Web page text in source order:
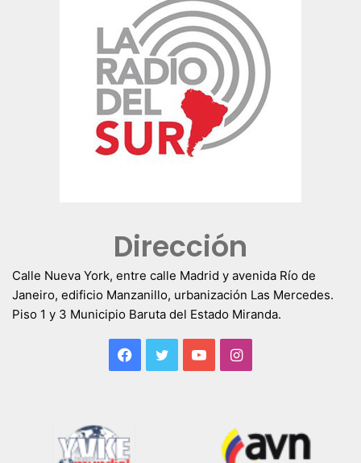
Dirección
Calle Nueva York, entre calle Madrid y avenida Río de
Janeiro, edificio Manzanillo, urbanización Las Mercedes.
Piso 1 y 3 Municipio Baruta del Estado Miranda.
Facebook
TwitterYouTubeInstagram